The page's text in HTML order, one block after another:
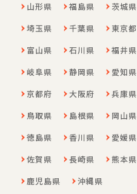
インターネット無料
専用バス付き
家具付き
買い物便利
賑やかOK
共用費用0円
山形県
福島県 茨城県
埼玉県
千葉県 東京都
富山県
石川県 福井県
岐阜県
静岡県 愛知県
京都府
大阪府 兵庫県
鳥取県
島根県 岡山県
徳島県
香川県 愛媛県
佐賀県
長崎県 熊本県
鹿児島県
沖縄県